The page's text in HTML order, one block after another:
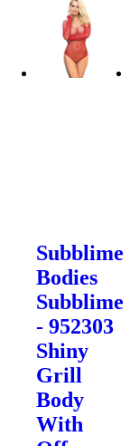
Subblime
Bodies
Subblime
- 952303
Shiny
Grill
Body
With